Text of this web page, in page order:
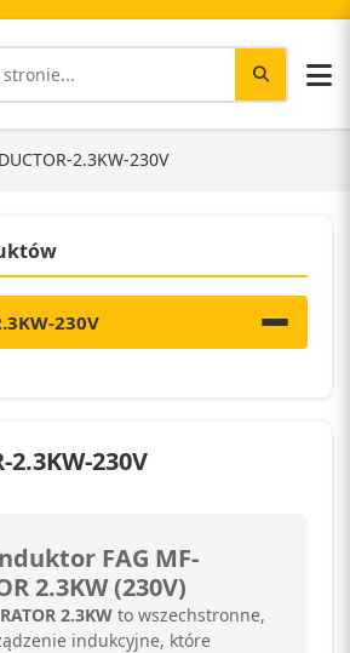
2.3KW-230V
230V
2.3KW-230V
FAG MF-
2.3KW (230V)
2.3KW to wszechstronne,
indukcyjne, które